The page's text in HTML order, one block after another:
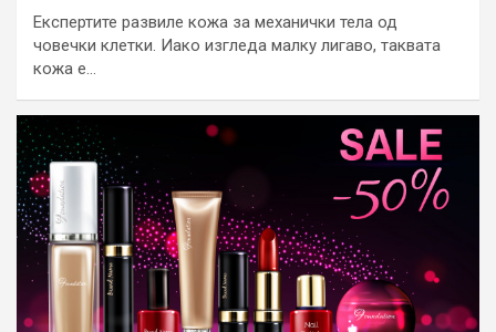
Експертите развиле кожа за механички тела од
човечки клетки. Иако изгледа малку лигаво, таквата
кожа е…